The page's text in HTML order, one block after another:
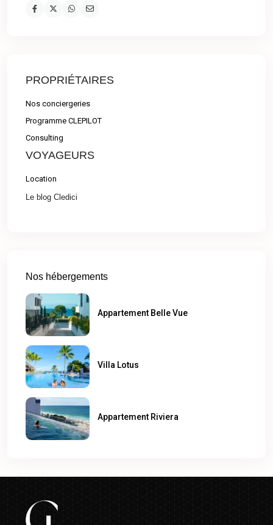
PROPRIÉTAIRES
Nos conciergeries
Programme CLEPILOT
Consulting
VOYAGEURS
Location
Le blog Cledici
Nos hébergements
Appartement Belle Vue
Villa Lotus
Appartement Riviera